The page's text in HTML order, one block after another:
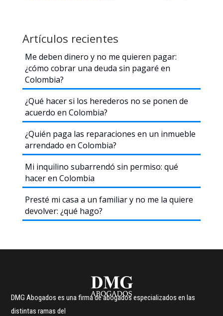
Artículos recientes
Me deben dinero y no me quieren pagar:
¿cómo cobrar una deuda sin pagaré en
Colombia?
¿Qué hacer si los herederos no se ponen de
acuerdo en Colombia?
¿Quién paga las reparaciones en un inmueble
arrendado en Colombia?
Mi inquilino subarrendó sin permiso: qué
hacer en Colombia
Presté mi casa a un familiar y no me la quiere
devolver: ¿qué hago?
DMG Abogados es una firma de abogados especializados en las
distintas ramas del